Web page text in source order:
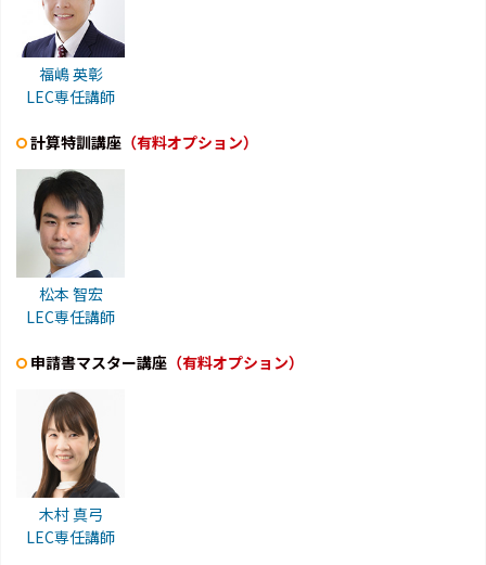
福嶋 英彰
LEC専任講師
計算特訓講座 （有料オプション）
松本 智宏
LEC専任講師
申請書マスター講座 （有料オプション）
木村 真弓
LEC専任講師